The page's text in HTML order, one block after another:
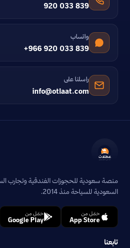
920 033 839
واتساب
+966 920 033 839
راسلنا على
info@otlaat.com
منصة سعودية للحجوزات الفندقية وتجارب
السعودية للسياحة منذ 2014.
حمّل من
App Store
حمّل من
Google Play
تابعنا